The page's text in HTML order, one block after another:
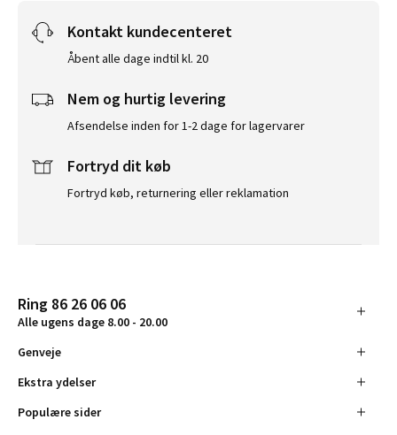
Kontakt kundecenteret
Åbent alle dage indtil kl. 20
Nem og hurtig levering
Afsendelse inden for 1-2 dage for lagervarer
Fortryd dit køb
Fortryd køb, returnering eller reklamation
Ring 86 26 06 06
Alle ugens dage 8.00 - 20.00
Genveje
Ekstra ydelser
Populære sider